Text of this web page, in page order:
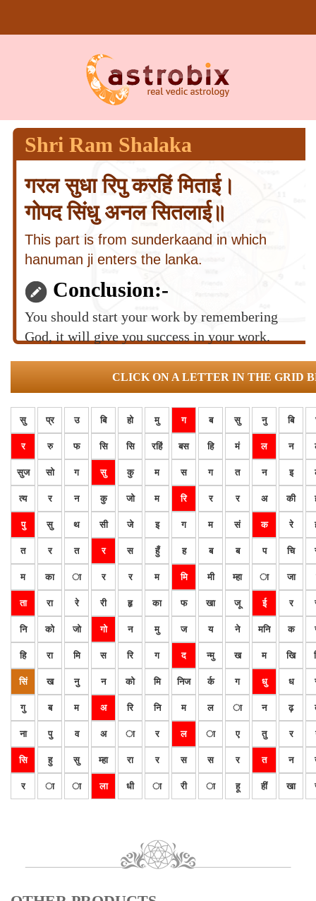
Shri Ram Shalaka
गरल सुधा रिपु करहिं मिताई।
गोपद सिंधु अनल सितलाई॥
This part is from sunderkaand in which
hanuman ji enters the lanka.
Conclusion:-
You should start your work by remembering
God, it will give you success in your work.
CLICK ON A LETTER IN THE GRID
सु प्र उ बि हो मु ग ब सु नु बि
र रु फ सि सि रहिं बस हि मं ल न
सुज सो ग सु कु म स ग त न इ
त्य र न कु जो म रि र र अ की
पु सु थ सी जे इ ग म सं क रे
त र त र स हुँ ह ब ब प चि
म का ा र र म मि मी म्हा ा जा
ता रा रे री हृ का फ खा जू ई र
नि को जो गो न मु ज य ने मनि क
हि रा मि स रि ग द न्मु ख म खि
सिं ख नु न को मि निज र्क ग धु ध
गु ब म अ रि नि म ल ा न ढ़
ना पु व अ ा र ल ा ए तु र
सि हु सु म्हा रा र स स र त न
र ा ा ला धी ा री ा हू हीं खा